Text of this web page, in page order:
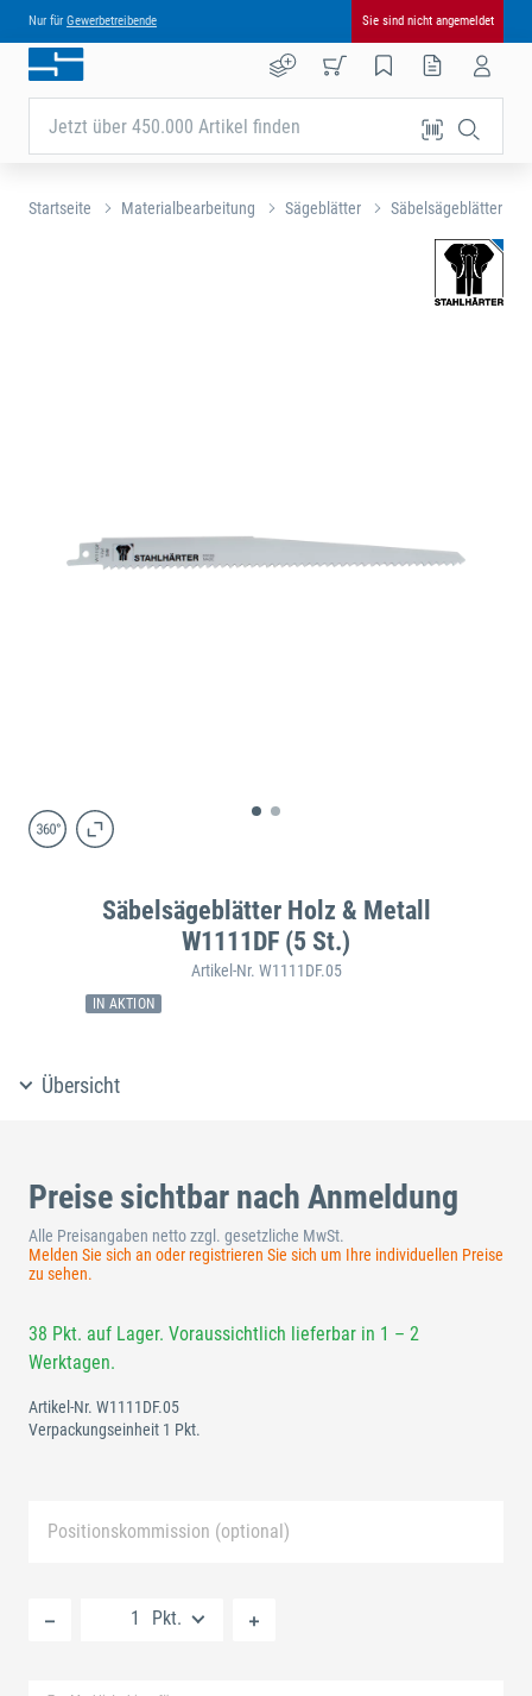
Nur für Gewerbetreibende Sie sind nicht angemeldet
Jetzt über 450.000 Artikel finden
Startseite Materialbearbeitung Sägeblätter Säbelsägeblätter
Säbelsägeblätter Holz & Metall
W1111DF (5 St.)
Artikel-Nr. W1111DF.05
IN AKTION
Übersicht
Preise sichtbar nach Anmeldung
Alle Preisangaben netto zzgl. gesetzliche MwSt.
Melden Sie sich an oder registrieren Sie sich um Ihre individuellen Preise
zu sehen.
38 Pkt. auf Lager. Voraussichtlich lieferbar in 1 – 2
Werktagen.
Artikel-Nr. W1111DF.05
Verpackungseinheit 1 Pkt.
Positionskommission (optional)
Pkt.